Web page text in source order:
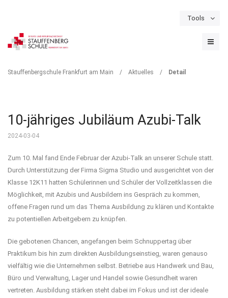
Tools
Schulportal Termine
Stauffenbergschule Frankfurt am Main / Aktuelles / Detail
10-jähriges Jubiläum Azubi-Talk
2024-03-04
Zum 10. Mal fand Ende Februar der Azubi-Talk an unserer Schule statt.
Durch Unterstützung der Firma Sigma Studio und ausgerichtet von der
Klasse 12K11 hatten Schülerinnen und Schüler der Vollzeitklassen die
Möglichkeit, mit Azubis und Ausbildern ins Gespräch zu kommen,
offene Fragen rund um das Thema Ausbildung zu klären und Kontakte
zu potentiellen Arbeitgebern zu knüpfen.
Die gebotenen Chancen, angefangen beim Schnuppertag über
Praktikum bis hin zum direkten Ausbildungseinstieg, waren genauso
vielfältig wie die Unternehmen selbst. Betriebe aus Handwerk und Bau,
Büro und Verwaltung, Lager und Handel sowie Gesundheit waren
vertreten. Ausbildung stärken steht dabei im Fokus und ist der ideale